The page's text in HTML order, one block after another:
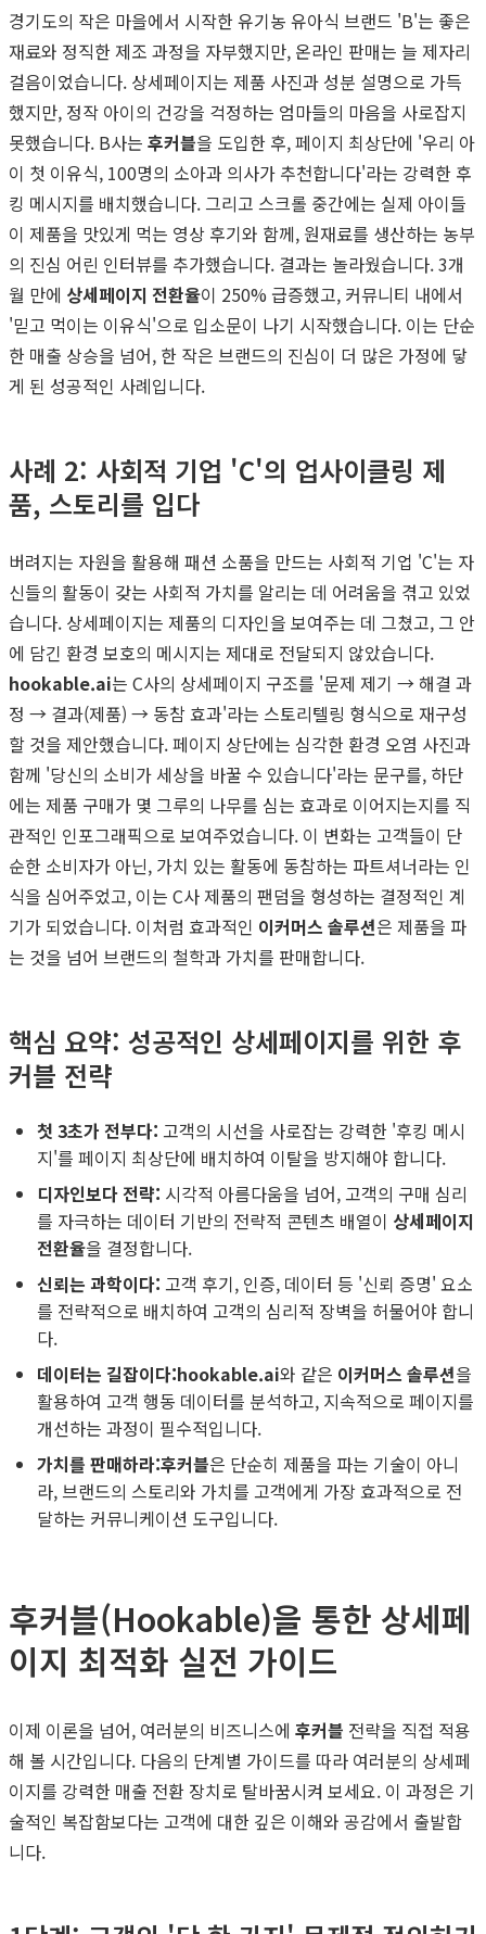
경기도의 작은 마을에서 시작한 유기농 유아식 브랜드 'B'는 좋은
재료와 정직한 제조 과정을 자부했지만, 온라인 판매는 늘 제자리
걸음이었습니다. 상세페이지는 제품 사진과 성분 설명으로 가득
했지만, 정작 아이의 건강을 걱정하는 엄마들의 마음을 사로잡지
못했습니다. B사는 후커블을 도입한 후, 페이지 최상단에 '우리 아
이 첫 이유식, 100명의 소아과 의사가 추천합니다'라는 강력한 후
킹 메시지를 배치했습니다. 그리고 스크롤 중간에는 실제 아이들
이 제품을 맛있게 먹는 영상 후기와 함께, 원재료를 생산하는 농부
의 진심 어린 인터뷰를 추가했습니다. 결과는 놀라웠습니다. 3개
월 만에 상세페이지 전환율이 250% 급증했고, 커뮤니티 내에서
'믿고 먹이는 이유식'으로 입소문이 나기 시작했습니다. 이는 단순
한 매출 상승을 넘어, 한 작은 브랜드의 진심이 더 많은 가정에 닿
게 된 성공적인 사례입니다.
사례 2: 사회적 기업 'C'의 업사이클링 제
품, 스토리를 입다
버려지는 자원을 활용해 패션 소품을 만드는 사회적 기업 'C'는 자
신들의 활동이 갖는 사회적 가치를 알리는 데 어려움을 겪고 있었
습니다. 상세페이지는 제품의 디자인을 보여주는 데 그쳤고, 그 안
에 담긴 환경 보호의 메시지는 제대로 전달되지 않았습니다.
hookable.ai는 C사의 상세페이지 구조를 '문제 제기 → 해결 과
정 → 결과(제품) → 동참 효과'라는 스토리텔링 형식으로 재구성
할 것을 제안했습니다. 페이지 상단에는 심각한 환경 오염 사진과
함께 '당신의 소비가 세상을 바꿀 수 있습니다'라는 문구를, 하단
에는 제품 구매가 몇 그루의 나무를 심는 효과로 이어지는지를 직
관적인 인포그래픽으로 보여주었습니다. 이 변화는 고객들이 단
순한 소비자가 아닌, 가치 있는 활동에 동참하는 파트셔너라는 인
식을 심어주었고, 이는 C사 제품의 팬덤을 형성하는 결정적인 계
기가 되었습니다. 이처럼 효과적인 이커머스 솔루션은 제품을 파
는 것을 넘어 브랜드의 철학과 가치를 판매합니다.
핵심 요약: 성공적인 상세페이지를 위한 후
커블 전략
첫 3초가 전부다: 고객의 시선을 사로잡는 강력한 '후킹 메시
지'를 페이지 최상단에 배치하여 이탈을 방지해야 합니다.
디자인보다 전략: 시각적 아름다움을 넘어, 고객의 구매 심리
를 자극하는 데이터 기반의 전략적 콘텐츠 배열이 상세페이지
전환율을 결정합니다.
신뢰는 과학이다: 고객 후기, 인증, 데이터 등 '신뢰 증명' 요소
를 전략적으로 배치하여 고객의 심리적 장벽을 허물어야 합니
다.
데이터는 길잡이다:hookable.ai와 같은 이커머스 솔루션을
활용하여 고객 행동 데이터를 분석하고, 지속적으로 페이지를
개선하는 과정이 필수적입니다.
가치를 판매하라:후커블은 단순히 제품을 파는 기술이 아니
라, 브랜드의 스토리와 가치를 고객에게 가장 효과적으로 전
달하는 커뮤니케이션 도구입니다.
후커블(Hookable)을 통한 상세페
이지 최적화 실전 가이드
이제 이론을 넘어, 여러분의 비즈니스에 후커블 전략을 직접 적용
해 볼 시간입니다. 다음의 단계별 가이드를 따라 여러분의 상세페
이지를 강력한 매출 전환 장치로 탈바꿈시켜 보세요. 이 과정은 기
술적인 복잡함보다는 고객에 대한 깊은 이해와 공감에서 출발합
니다.